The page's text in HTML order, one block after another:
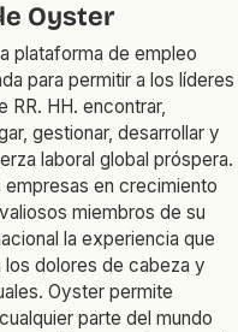
Oyster
plataforma de empleo
para permitir a los líderes
RR. HH. encontrar,
gestionar, desarrollar y
laboral global próspera.
empresas en crecimiento
miembros de su
la experiencia que
los dolores de cabeza y
Oyster permite
parte del mundo